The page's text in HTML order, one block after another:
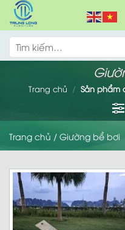
Skip
content
Tìm
kiếm:
Trang chủ / Sản phẩm
Trang chủ / Giường bể bơi